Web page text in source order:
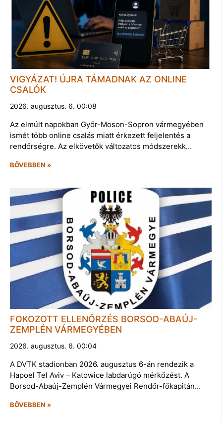
VIGYÁZAT! ÚJRA TÁMADNAK AZ ONLINE
CSALÓK
2026. augusztus. 6. 00:08
Az elmúlt napokban Győr-Moson-Sopron vármegyében
ismét több online csalás miatt érkezett feljelentés a
rendőrségre. Az elkövetők változatos módszerekk…
BŐVEBBEN »
FOKOZOTT ELLENŐRZÉS BORSOD-ABAÚJ-
ZEMPLÉN VÁRMEGYÉBEN
2026. augusztus. 6. 00:04
A DVTK stadionban 2026. augusztus 6-án rendezik a
Hapoel Tel Aviv – Katowice labdarúgó mérkőzést. A
Borsod-Abaúj-Zemplén Vármegyei Rendőr-főkapitán…
BŐVEBBEN »